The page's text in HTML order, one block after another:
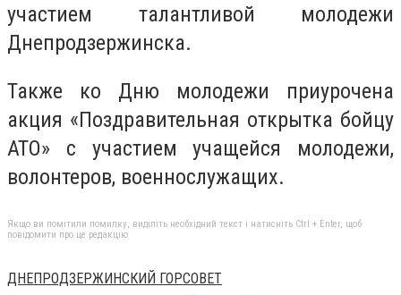
участием талантливой молодежи
Днепродзержинска.
Также ко Дню молодежи приурочена
акция «Поздравительная открытка бойцу
АТО» с участием учащейся молодежи,
волонтеров, военнослужащих.
Якщо ви помітили помилку, виділіть необхідний текст і натисніть Ctrl + Enter, щоб
повідомити про це редакцію
ДНЕПРОДЗЕРЖИНСКИЙ ГОРСОВЕТ